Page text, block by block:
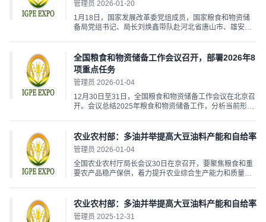
管理员 2026-01-20
1月18日，国家发展改革委党组成员，国家粮食和物资储
备局党组书记、局长刘焕鑫带队赴河北省唐山市、雄安新
常委、唐山市委书记张成中，河北省委常委、常务副省长
赵辰昕...
全国粮食和物资储备工作会议召开，部署2026年8
项重点任务
管理员 2026-01-04
12月30日至31日，全国粮食和物资储备工作会议在北京召
开。会议总结2025年粮食和物资储备工作，分析当前形
务全面完成“十四五”规划目标圆满收官 2025年是“十四五”...
农业农村部：多油并举提高大豆油料产能和自给率
管理员 2026-01-04
全国农业农村厅局长会议30日在京召开，要聚焦粮食和重
要农产品稳产保供，着力提升农业综合生产能力和质量效
度推进粮油作物大面积单产提升，多油并举提高大豆油料
产能和自...
农业农村部：多油并举提高大豆油料产能和自给率
管理员 2025-12-31